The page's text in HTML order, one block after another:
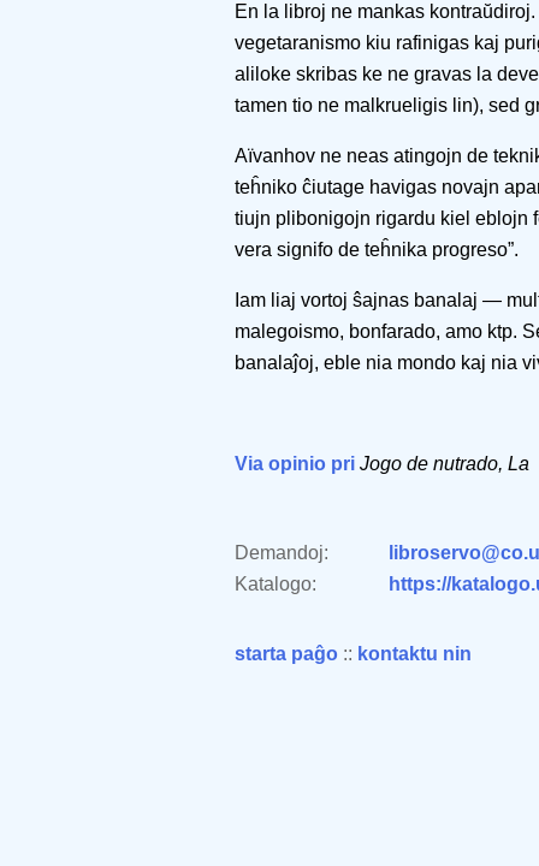
En la libroj ne mankas
vegetaranismo kiu rafinigas kaj
aliloke skribas ke ne gravas la
tamen tio ne malkrueligis lin), sed
Aïvanhov ne neas atingojn de
teĥniko ĉiutage havigas novajn
tiujn plibonigojn rigardu kiel eblojn
vera signifo de teĥnika progreso”.
Iam liaj vortoj ŝajnas banalaj —
malegoismo, bonfarado, amo ktp.
banalaĵoj, eble nia mondo kaj nia
Via opinio pri Jogo de nutrado, La
Demandoj:
Katalogo:
https://
starta paĝo :: kontaktu nin